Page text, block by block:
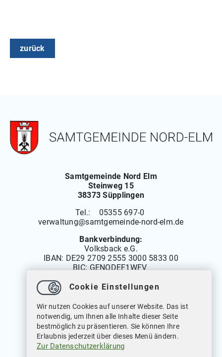
zurück
Samtgemeinde Nord Elm
Steinweg 15
38373 Süpplingen
Tel.: 05355 697-0
verwaltung@samtgemeinde-nord-elm.de
Bankverbindung:
Volksback e.G.
IBAN: DE29 2709 2555 3000 5833 00
BIC: GENODEF1WFV
Montag bis Freitag: 08.00 bis 12.00 Uhr
Dienstags auch von: 14.00 bis 18.00 Uhr
Mittwochs geschlossen
Cookie Einstellungen
Wir nutzen Cookies auf unserer Website. Das ist
notwendig, um Ihnen alle Inhalte dieser Seite
bestmöglich zu präsentieren. Sie können Ihre
Erlaubnis jederzeit über dieses Menü ändern.
Zur Datenschutzerklärung